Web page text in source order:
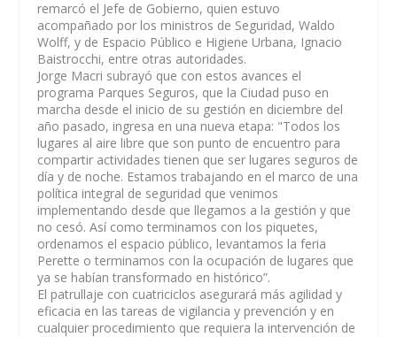
remarcó el Jefe de Gobierno, quien estuvo
acompañado por los ministros de Seguridad, Waldo
Wolff, y de Espacio Público e Higiene Urbana, Ignacio
Baistrocchi, entre otras autoridades.
Jorge Macri subrayó que con estos avances el
programa Parques Seguros, que la Ciudad puso en
marcha desde el inicio de su gestión en diciembre del
año pasado, ingresa en una nueva etapa: "Todos los
lugares al aire libre que son punto de encuentro para
compartir actividades tienen que ser lugares seguros de
día y de noche. Estamos trabajando en el marco de una
política integral de seguridad que venimos
implementando desde que llegamos a la gestión y que
no cesó. Así como terminamos con los piquetes,
ordenamos el espacio público, levantamos la feria
Perette o terminamos con la ocupación de lugares que
ya se habían transformado en histórico”.
El patrullaje con cuatriciclos asegurará más agilidad y
eficacia en las tareas de vigilancia y prevención y en
cualquier procedimiento que requiera la intervención de